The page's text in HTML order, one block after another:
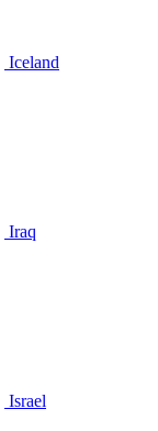
Iceland
Iraq
Israel